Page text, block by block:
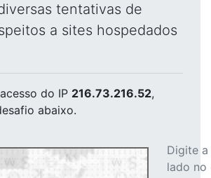
tentativas de
a sites hospedados
do IP 216.73.216.52,
abaixo.
Digite
lado no